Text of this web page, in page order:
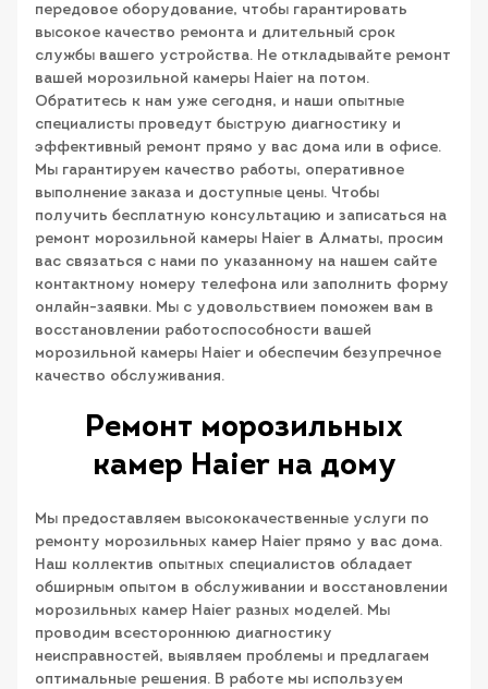
передовое оборудование, чтобы гарантировать
высокое качество ремонта и длительный срок
службы вашего устройства. Не откладывайте ремонт
вашей морозильной камеры Haier на потом.
Обратитесь к нам уже сегодня, и наши опытные
специалисты проведут быструю диагностику и
эффективный ремонт прямо у вас дома или в офисе.
Мы гарантируем качество работы, оперативное
выполнение заказа и доступные цены. Чтобы
получить бесплатную консультацию и записаться на
ремонт морозильной камеры Haier в Алматы, просим
вас связаться с нами по указанному на нашем сайте
контактному номеру телефона или заполнить форму
онлайн-заявки. Мы с удовольствием поможем вам в
восстановлении работоспособности вашей
морозильной камеры Haier и обеспечим безупречное
качество обслуживания.
Ремонт морозильных
камер Haier на дому
Мы предоставляем высококачественные услуги по
ремонту морозильных камер Haier прямо у вас дома.
Наш коллектив опытных специалистов обладает
обширным опытом в обслуживании и восстановлении
морозильных камер Haier разных моделей. Мы
проводим всестороннюю диагностику
неисправностей, выявляем проблемы и предлагаем
оптимальные решения. В работе мы используем